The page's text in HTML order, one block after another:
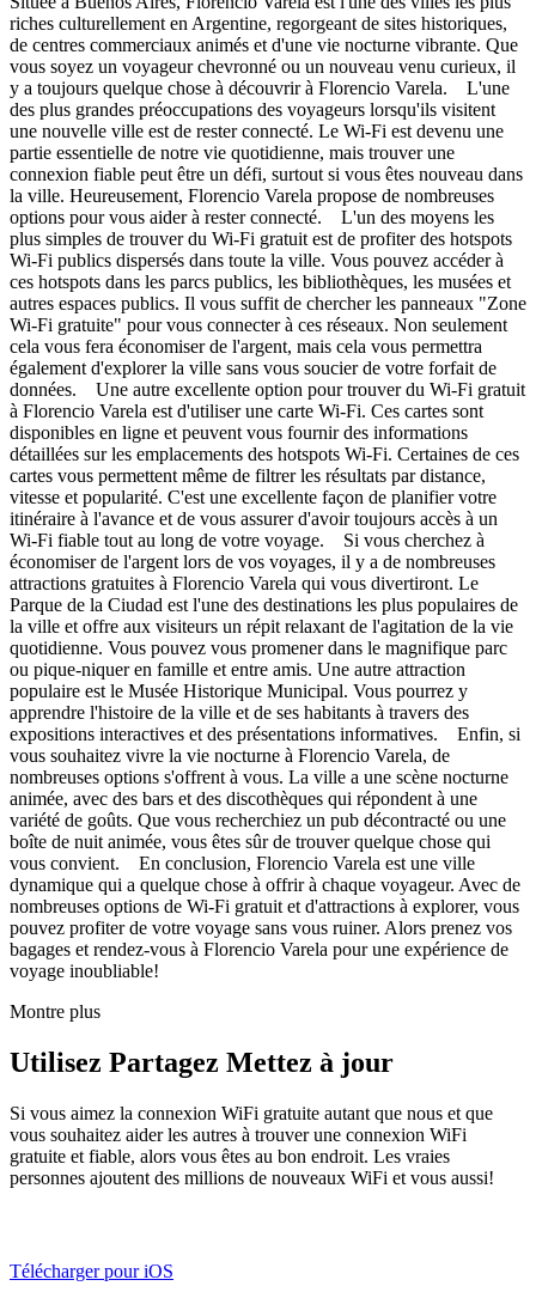
riches culturellement en Argentine, regorgeant de sites historiques,
de centres commerciaux animés et d'une vie nocturne vibrante. Que
vous soyez un voyageur chevronné ou un nouveau venu curieux, il
y a toujours quelque chose à découvrir à Florencio Varela. L'une
des plus grandes préoccupations des voyageurs lorsqu'ils visitent
une nouvelle ville est de rester connecté. Le Wi-Fi est devenu une
partie essentielle de notre vie quotidienne, mais trouver une
connexion fiable peut être un défi, surtout si vous êtes nouveau dans
la ville. Heureusement, Florencio Varela propose de nombreuses
options pour vous aider à rester connecté. L'un des moyens les
plus simples de trouver du Wi-Fi gratuit est de profiter des hotspots
Wi-Fi publics dispersés dans toute la ville. Vous pouvez accéder à
ces hotspots dans les parcs publics, les bibliothèques, les musées et
autres espaces publics. Il vous suffit de chercher les panneaux "Zone
Wi-Fi gratuite" pour vous connecter à ces réseaux. Non seulement
cela vous fera économiser de l'argent, mais cela vous permettra
également d'explorer la ville sans vous soucier de votre forfait de
données. Une autre excellente option pour trouver du Wi-Fi gratuit
à Florencio Varela est d'utiliser une carte Wi-Fi. Ces cartes sont
disponibles en ligne et peuvent vous fournir des informations
détaillées sur les emplacements des hotspots Wi-Fi. Certaines de ces
cartes vous permettent même de filtrer les résultats par distance,
vitesse et popularité. C'est une excellente façon de planifier votre
itinéraire à l'avance et de vous assurer d'avoir toujours accès à un
Wi-Fi fiable tout au long de votre voyage. Si vous cherchez à
économiser de l'argent lors de vos voyages, il y a de nombreuses
attractions gratuites à Florencio Varela qui vous divertiront. Le
Parque de la Ciudad est l'une des destinations les plus populaires de
la ville et offre aux visiteurs un répit relaxant de l'agitation de la vie
quotidienne. Vous pouvez vous promener dans le magnifique parc
ou pique-niquer en famille et entre amis. Une autre attraction
populaire est le Musée Historique Municipal. Vous pourrez y
apprendre l'histoire de la ville et de ses habitants à travers des
expositions interactives et des présentations informatives. Enfin, si
vous souhaitez vivre la vie nocturne à Florencio Varela, de
nombreuses options s'offrent à vous. La ville a une scène nocturne
animée, avec des bars et des discothèques qui répondent à une
variété de goûts. Que vous recherchiez un pub décontracté ou une
boîte de nuit animée, vous êtes sûr de trouver quelque chose qui
vous convient. En conclusion, Florencio Varela est une ville
dynamique qui a quelque chose à offrir à chaque voyageur. Avec de
nombreuses options de Wi-Fi gratuit et d'attractions à explorer, vous
pouvez profiter de votre voyage sans vous ruiner. Alors prenez vos
bagages et rendez-vous à Florencio Varela pour une expérience de
voyage inoubliable!
Montre plus
Utilisez Partagez Mettez à jour
Si vous aimez la connexion WiFi gratuite autant que nous et que
vous souhaitez aider les autres à trouver une connexion WiFi
gratuite et fiable, alors vous êtes au bon endroit. Les vraies
personnes ajoutent des millions de nouveaux WiFi et vous aussi!
Télécharger pour iOS